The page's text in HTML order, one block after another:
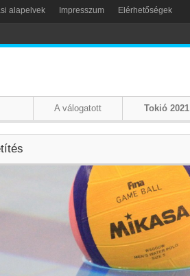
alapelvek Impresszum Elérhetőségek
A válogatott Tokió 2021